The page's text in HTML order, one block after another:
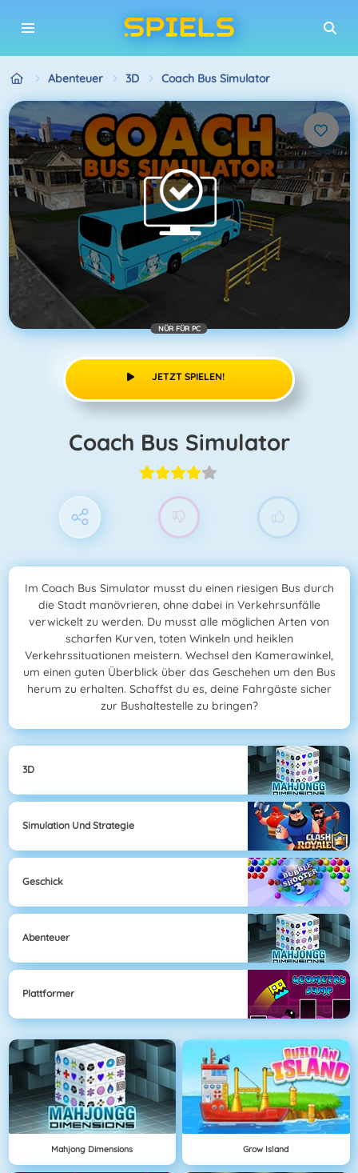
Abenteuer 3D Coach Bus Simulator
NÜR FÜR PC
JETZT SPIELEN!
Coach Bus Simulator
Im Coach Bus Simulator musst du einen riesigen Bus durch
die Stadt manövrieren, ohne dabei in Verkehrsunfälle
verwickelt zu werden. Du musst alle möglichen Arten von
scharfen Kurven, toten Winkeln und heiklen
Verkehrssituationen meistern. Wechsel den Kamerawinkel,
um einen guten Überblick über das Geschehen um den Bus
herum zu erhalten. Schaffst du es, deine Fahrgäste sicher
zur Bushaltestelle zu bringen?
3D
Simulation Und Strategie
Geschick
Abenteuer
Plattformer
Mahjong Dimensions Grow Island